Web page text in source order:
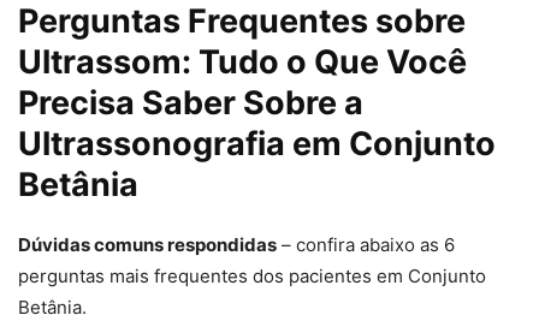
Perguntas Frequentes sobre
Ultrassom: Tudo o Que Você
Precisa Saber Sobre a
Ultrassonografia em Conjunto
Betânia
Dúvidas comuns respondidas – confira abaixo as 6
perguntas mais frequentes dos pacientes em Conjunto
Betânia.